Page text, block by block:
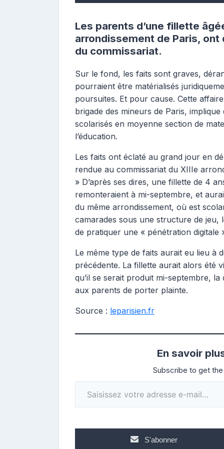
Les parents d’une fillette
arrondissement de Paris,
du commissariat.
Sur le fond, les faits sont graves,
pourraient être matérialisés
poursuites. Et pour cause. Cette
brigade des mineurs de Paris,
scolarisés en moyenne section de
l’éducation.
Les faits ont éclaté au grand jour en
rendue au commissariat du XIIIe
» D’après ses dires, une fillette de 4
remonteraient à mi-septembre, et
du même arrondissement, où est
camarades sous une structure de jeu,
de pratiquer une « pénétration digitale
Le même type de faits aurait eu lieu à
précédente. La fillette aurait alors été
qu’il se serait produit mi-septembre,
aux parents de porter plainte.
Source : leparisien.fr
En savoir
Subscribe to get
Saisissez votre adresse e-mail…
S'abonner